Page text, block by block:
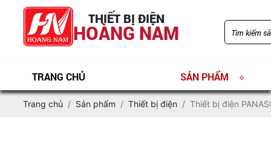
THIẾT BỊ ĐIỆN
HOÀNG NAM
TRANG CHỦ SẢN PHẨM
Trang chủ Sản phẩm Thiết bị điện Thiết bị điện